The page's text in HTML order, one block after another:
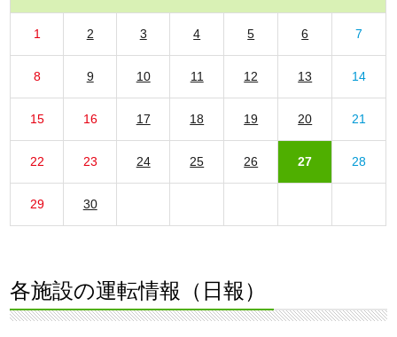
1 2 3 4 5 6 7
8 9 10 11 12 13 14
15 16 17 18 19 20 21
22 23 24 25 26 27 28
29 30
各施設の運転情報（日報）